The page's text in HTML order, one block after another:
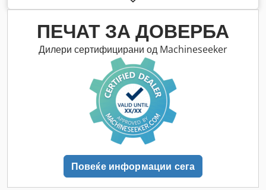
ПЕЧАТ ЗА ДОВЕРБА
Дилери сертифицирани од Machineseeker
Повеќе информации сега